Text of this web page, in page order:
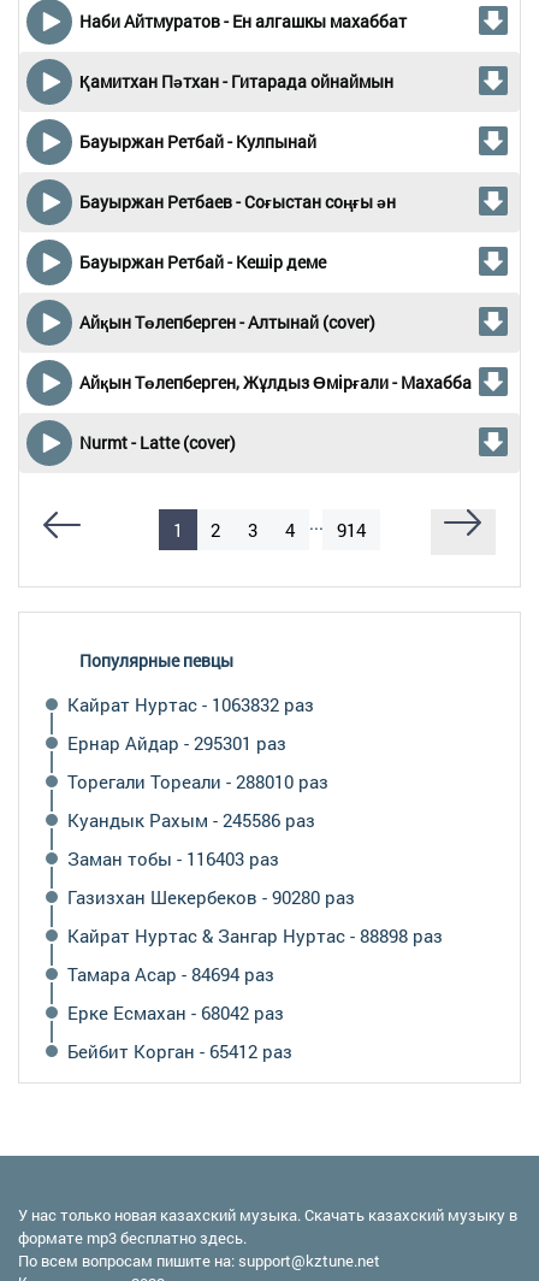
Наби Айтмуратов - Ен алгашкы махаббат
Қамитхан Пәтхан - Гитарада ойнаймын
Бауыржан Ретбай - Кулпынай
Бауыржан Ретбаев - Соғыстан соңғы ән
Бауыржан Ретбай - Кешір деме
Айқын Төлепберген - Алтынай (cover)
Айқын Төлепберген, Жұлдыз Өмірғали - Махаббат
Nurmt - Latte (cover)
1 2 3 4 ... 914
Популярные певцы
Кайрат Нуртас - 1063832 раз
Ернар Айдар - 295301 раз
Торегали Тореали - 288010 раз
Куандык Рахым - 245586 раз
Заман тобы - 116403 раз
Газизхан Шекербеков - 90280 раз
Кайрат Нуртас & Зангар Нуртас - 88898 раз
Тамара Асар - 84694 раз
Ерке Есмахан - 68042 раз
Бейбит Корган - 65412 раз
У нас только новая казахский музыка. Скачать казахский музыку в
формате mp3 бесплатно здесь.
По всем вопросам пишите на: support@kztune.net